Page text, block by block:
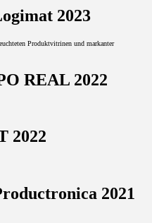
2023
REAL 2022
2022
2021